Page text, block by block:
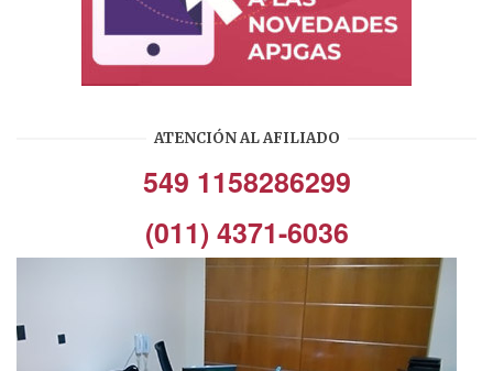
ATENCIÓN AL AFILIADO
549 1158286299
(011) 4371-6036